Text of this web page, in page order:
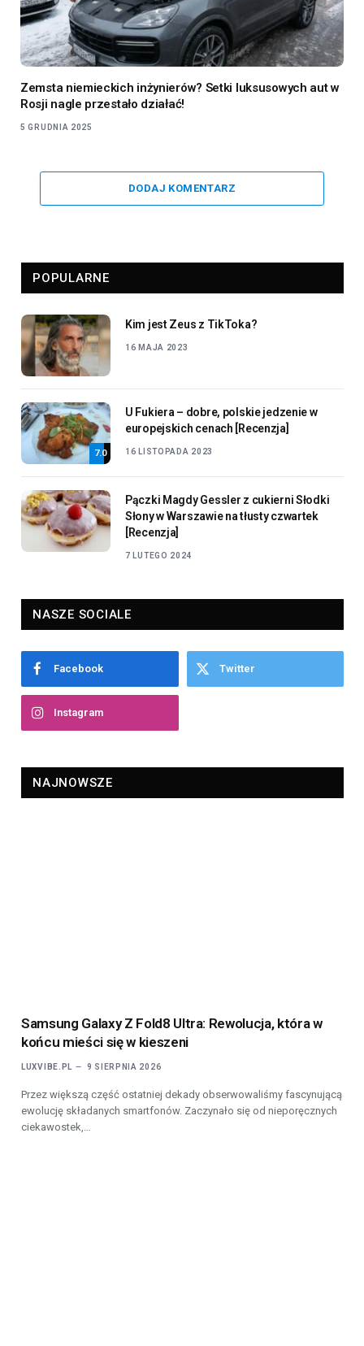
Zemsta niemieckich inżynierów? Setki luksusowych aut w
Rosji nagle przestało działać!
5 GRUDNIA 2025
DODAJ KOMENTARZ
POPULARNE
Kim jest Zeus z TikToka?
16 MAJA 2023
7.0
U Fukiera – dobre, polskie jedzenie w
europejskich cenach [Recenzja]
16 LISTOPADA 2023
Pączki Magdy Gessler z cukierni Słodki
Słony w Warszawie na tłusty czwartek
[Recenzja]
7 LUTEGO 2024
NASZE SOCIALE
Facebook Twitter
Instagram
NAJNOWSZE
Samsung Galaxy Z Fold8 Ultra: Rewolucja, która w
końcu mieści się w kieszeni
LUXVIBE.PL 9 SIERPNIA 2026
Przez większą część ostatniej dekady obserwowaliśmy fascynującą
ewolucję składanych smartfonów. Zaczynało się od nieporęcznych
ciekawostek,…